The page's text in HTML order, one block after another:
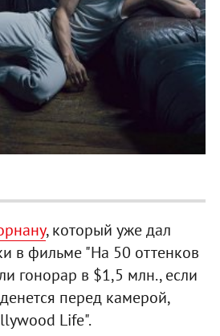
, который уже дал
в фильме "На 50 оттенков
гонорар в $1,5 млн., если
перед камерой,
Life".